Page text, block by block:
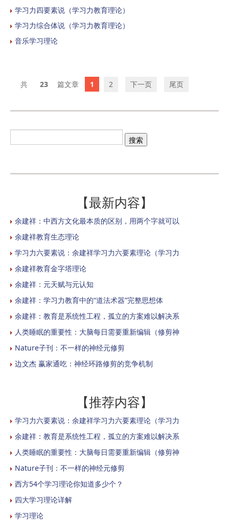
学习力四要素说（学习力教育理论）
学习力综合体说（学习力教育理论）
音乐学习理论
23 1 2 下一页 尾页
【最新内容】
余建祥：中西方文化最本质的区别，用两个字就可以
余建祥教育生态理论
学习力六要素说：余建祥学习力六要素理论（学习力
余建祥教育金字塔理论
余建祥：元天赋与元认知
余建祥：学习力教育中的“道法术器”完整思想体
余建祥：教育是系统性工程，孤立的方案难以解决系
人类睡眠的重要性：大脑每日需要重新编辑（修剪神
Nature子刊：不一样的神经元修剪
边文杰 赢家通吃：神经环路修剪的竞争机制
【推荐内容】
学习力六要素说：余建祥学习力六要素理论（学习力
余建祥：教育是系统性工程，孤立的方案难以解决系
人类睡眠的重要性：大脑每日需要重新编辑（修剪神
Nature子刊：不一样的神经元修剪
西方54个学习理论你知道多少个？
四大学习理论详解
学习理论